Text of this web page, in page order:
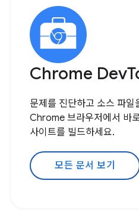
Chrome
문제를 진단하고 소스 파일
Chrome 브라우저에서 바
사이트를 빌드하세요.
모든 문서 보기